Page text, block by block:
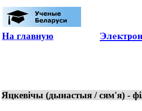
На главную
Яцкевічы (дынастыя / сям'я) -